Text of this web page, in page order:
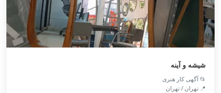
شیشه و آینه
📂 آگهی کار هنری
📍 تهران / تهران